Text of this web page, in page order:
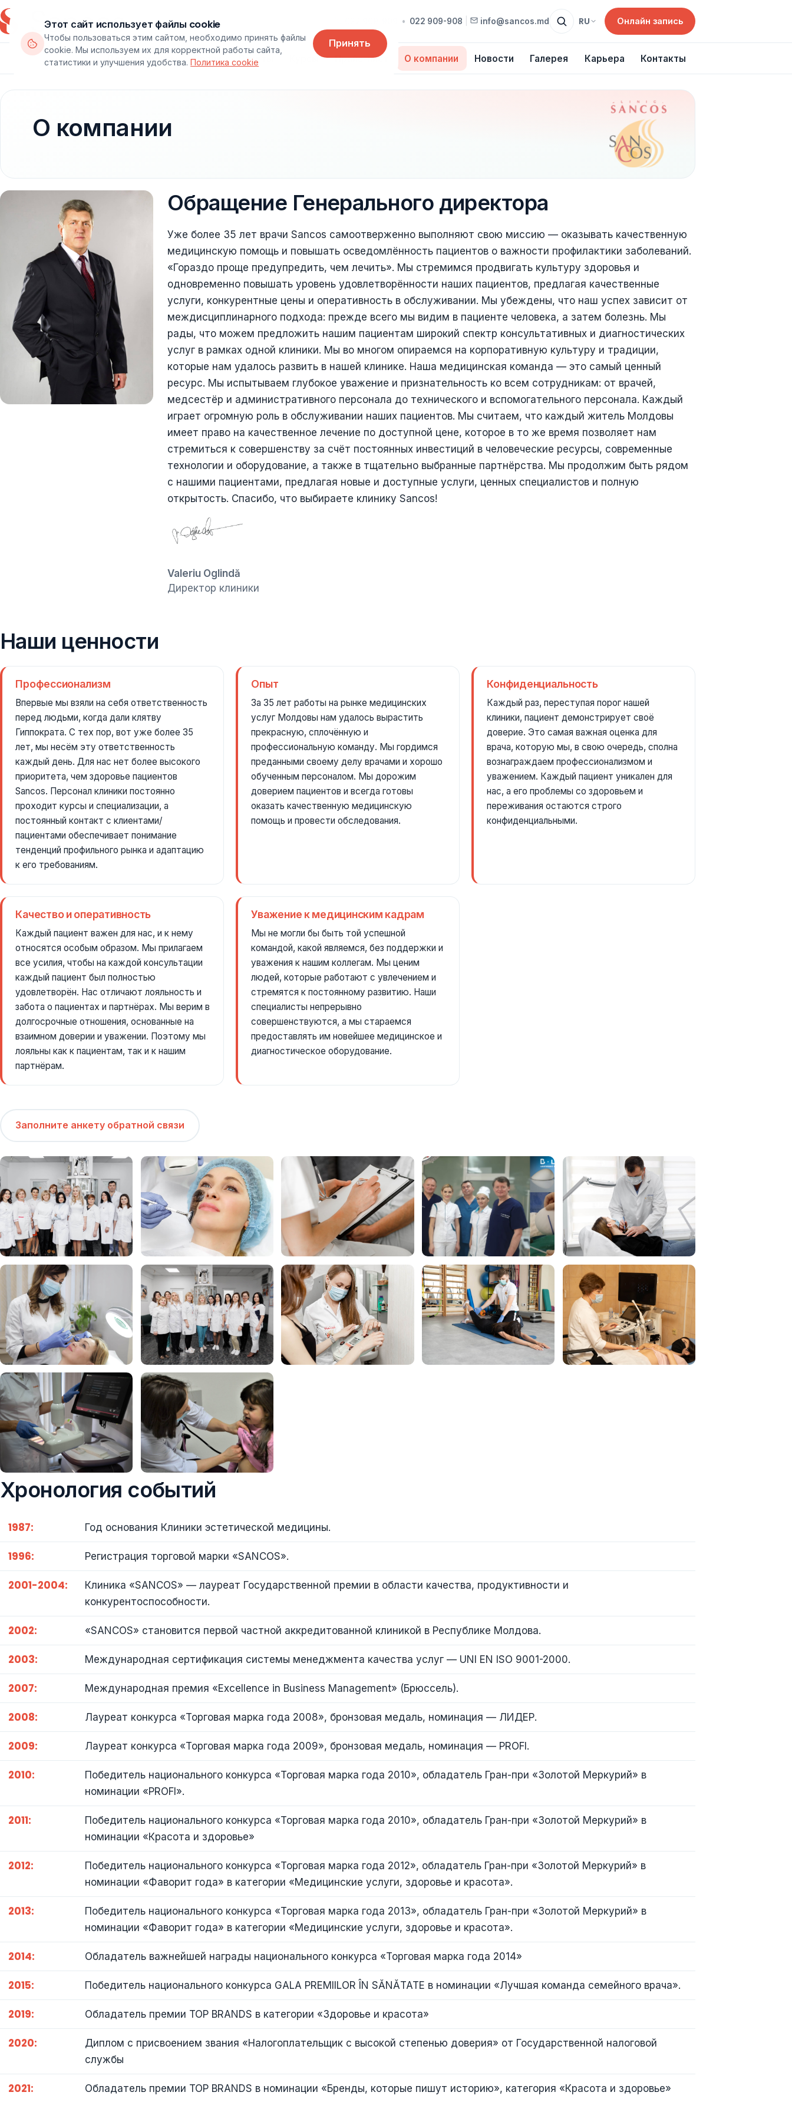
• 022 909-908 info@sancos.md RU Онлайн запись
Департаменты Врачи Пакеты Курсы Прайс-лист О компании Новости Галерея Карьера Контакты
О компании
Обращение Генерального директора
Уже более 35 лет врачи Sancos самоотверженно выполняют свою миссию — оказывать качественную
медицинскую помощь и повышать осведомлённость пациентов о важности профилактики заболеваний.
«Гораздо проще предупредить, чем лечить». Мы стремимся продвигать культуру здоровья и
одновременно повышать уровень удовлетворённости наших пациентов, предлагая качественные
услуги, конкурентные цены и оперативность в обслуживании. Мы убеждены, что наш успех зависит от
междисциплинарного подхода: прежде всего мы видим в пациенте человека, а затем болезнь. Мы
рады, что можем предложить нашим пациентам широкий спектр консультативных и диагностических
услуг в рамках одной клиники. Мы во многом опираемся на корпоративную культуру и традиции,
которые нам удалось развить в нашей клинике. Наша медицинская команда — это самый ценный
ресурс. Мы испытываем глубокое уважение и признательность ко всем сотрудникам: от врачей,
медсестёр и административного персонала до технического и вспомогательного персонала. Каждый
играет огромную роль в обслуживании наших пациентов. Мы считаем, что каждый житель Молдовы
имеет право на качественное лечение по доступной цене, которое в то же время позволяет нам
стремиться к совершенству за счёт постоянных инвестиций в человеческие ресурсы, современные
технологии и оборудование, а также в тщательно выбранные партнёрства. Мы продолжим быть рядом
с нашими пациентами, предлагая новые и доступные услуги, ценных специалистов и полную
открытость. Спасибо, что выбираете клинику Sancos!
Valeriu Oglindă
Директор клиники
Наши ценности
Профессионализм
Впервые мы взяли на себя ответственность
перед людьми, когда дали клятву
Гиппократа. С тех пор, вот уже более 35
лет, мы несём эту ответственность
каждый день. Для нас нет более высокого
приоритета, чем здоровье пациентов
Sancos. Персонал клиники постоянно
проходит курсы и специализации, а
постоянный контакт с клиентами/
пациентами обеспечивает понимание
тенденций профильного рынка и адаптацию
к его требованиям.
Опыт
За 35 лет работы на рынке медицинских
услуг Молдовы нам удалось вырастить
прекрасную, сплочённую и
профессиональную команду. Мы гордимся
преданными своему делу врачами и хорошо
обученным персоналом. Мы дорожим
доверием пациентов и всегда готовы
оказать качественную медицинскую
помощь и провести обследования.
Конфиденциальность
Каждый раз, переступая порог нашей
клиники, пациент демонстрирует своё
доверие. Это самая важная оценка для
врача, которую мы, в свою очередь, сполна
вознаграждаем профессионализмом и
уважением. Каждый пациент уникален для
нас, а его проблемы со здоровьем и
переживания остаются строго
конфиденциальными.
Качество и оперативность
Каждый пациент важен для нас, и к нему
относятся особым образом. Мы прилагаем
все усилия, чтобы на каждой консультации
каждый пациент был полностью
удовлетворён. Нас отличают лояльность и
забота о пациентах и партнёрах. Мы верим в
долгосрочные отношения, основанные на
взаимном доверии и уважении. Поэтому мы
лояльны как к пациентам, так и к нашим
партнёрам.
Уважение к медицинским кадрам
Мы не могли бы быть той успешной
командой, какой являемся, без поддержки и
уважения к нашим коллегам. Мы ценим
людей, которые работают с увлечением и
стремятся к постоянному развитию. Наши
специалисты непрерывно
совершенствуются, а мы стараемся
предоставлять им новейшее медицинское и
диагностическое оборудование.
Заполните анкету обратной связи
Хронология событий
1987: Год основания Клиники эстетической медицины.
1996: Регистрация торговой марки «SANCOS».
2001-2004:
Клиника «SANCOS» — лауреат Государственной премии в области качества, продуктивности и
конкурентоспособности.
2002: «SANCOS» становится первой частной аккредитованной клиникой в Республике Молдова.
2003: Международная сертификация системы менеджмента качества услуг — UNI EN ISO 9001-2000.
2007: Международная премия «Excellence in Business Management» (Брюссель).
2008: Лауреат конкурса «Торговая марка года 2008», бронзовая медаль, номинация — ЛИДЕР.
2009: Лауреат конкурса «Торговая марка года 2009», бронзовая медаль, номинация — PROFI.
2010:
Победитель национального конкурса «Торговая марка года 2010», обладатель Гран-при «Золотой Меркурий» в
номинации «PROFI».
2011:
Победитель национального конкурса «Торговая марка года 2010», обладатель Гран-при «Золотой Меркурий» в
номинации «Красота и здоровье»
2012:
Победитель национального конкурса «Торговая марка года 2012», обладатель Гран-при «Золотой Меркурий» в
номинации «Фаворит года» в категории «Медицинские услуги, здоровье и красота».
2013:
Победитель национального конкурса «Торговая марка года 2013», обладатель Гран-при «Золотой Меркурий» в
номинации «Фаворит года» в категории «Медицинские услуги, здоровье и красота».
2014: Обладатель важнейшей награды национального конкурса «Торговая марка года 2014»
2015: Победитель национального конкурса GALA PREMIILOR ÎN SĂNĂTATE в номинации «Лучшая команда семейного врача».
2019: Обладатель премии TOP BRANDS в категории «Здоровье и красота»
2020:
Диплом с присвоением звания «Налогоплательщик с высокой степенью доверия» от Государственной налоговой
службы
2021: Обладатель премии TOP BRANDS в номинации «Бренды, которые пишут историю», категория «Красота и здоровье»
Этот сайт использует файлы cookie
Чтобы пользоваться этим сайтом, необходимо принять файлы
cookie. Мы используем их для корректной работы сайта,
статистики и улучшения удобства.Политика cookie
Принять